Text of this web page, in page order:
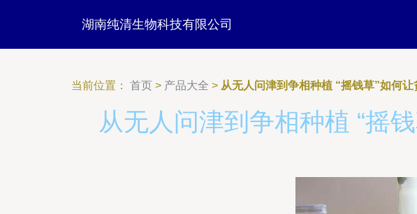
湖南纯清生物科技有限公司
当前位置： 首页 > 产品大全 > 从无人问津到争相种植 “摇钱草”如何
从无人问津到争相种植 “摇